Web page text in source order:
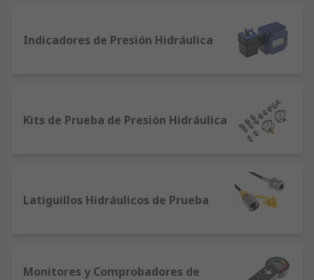
Indicadores de Presión Hidráulica
Kits de Prueba de Presión Hidráulica
Latiguillos Hidráulicos de Prueba
Monitores y Comprobadores de